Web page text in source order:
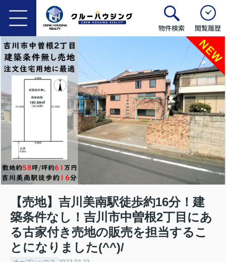
物件検索 閲覧履歴
【売地】吉川美南駅徒歩約16分！建
築条件なし！吉川市中曽根2丁目にあ
る古家付き売地の販売を担当するこ
とになりました(^^)/